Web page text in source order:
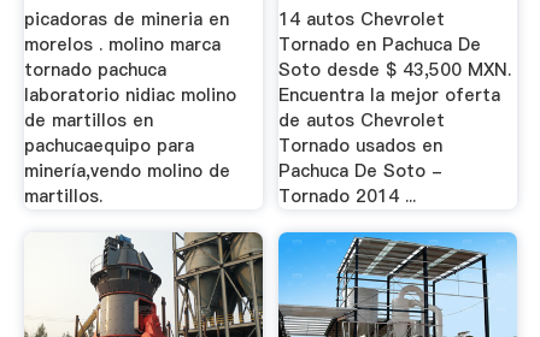
picadoras de mineria en
morelos . molino marca
tornado pachuca
laboratorio nidiac molino
de martillos en
pachucaequipo para
minería,vendo molino de
martillos.
14 autos Chevrolet
Tornado en Pachuca De
Soto desde $ 43,500 MXN.
Encuentra la mejor oferta
de autos Chevrolet
Tornado usados en
Pachuca De Soto -
Tornado 2014 ...